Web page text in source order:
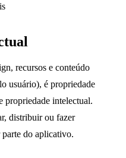
recursos e conteúdo
usuário), é propriedade
propriedade intelectual.
distribuir ou fazer
parte do aplicativo.